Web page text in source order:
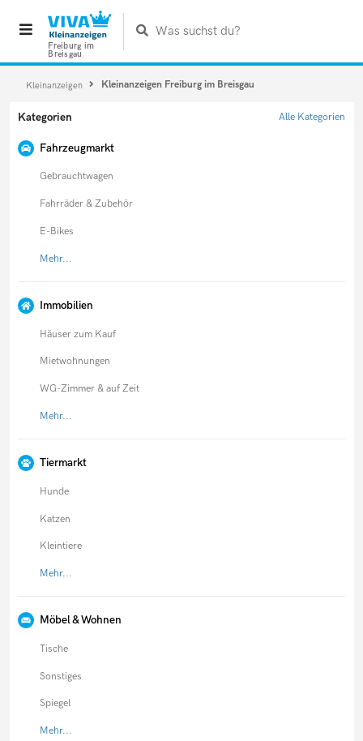
Freiburg im
Breisgau
Was suchst du?
Kleinanzeigen Kleinanzeigen Freiburg im Breisgau
Kategorien Alle Kategorien
Fahrzeugmarkt
Gebrauchtwagen
Fahrräder & Zubehör
E-Bikes
Mehr...
Immobilien
Häuser zum Kauf
Mietwohnungen
WG-Zimmer & auf Zeit
Mehr...
Tiermarkt
Hunde
Katzen
Kleintiere
Mehr...
Möbel & Wohnen
Tische
Sonstiges
Spiegel
Mehr...